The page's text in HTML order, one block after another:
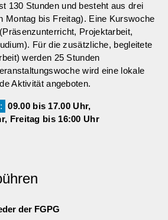
130 Stunden und besteht aus drei
Montag bis Freitag). Eine Kurswoche
Projektarbeit,
Für die zusätzliche, begleitete
werden 25 Stunden
wird eine lokale
Aktivität angeboten.
09.00 bis 17.00 Uhr,
Freitag bis 16:00 Uhr
der FGPG